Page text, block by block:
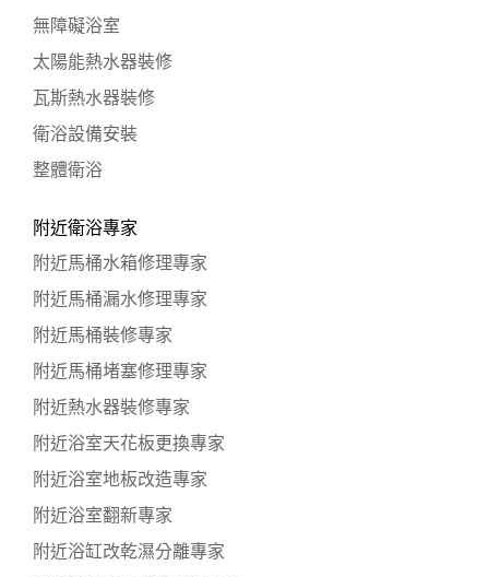
無障礙浴室
太陽能熱水器裝修
瓦斯熱水器裝修
衛浴設備安裝
整體衛浴
附近衛浴專家
附近馬桶水箱修理專家
附近馬桶漏水修理專家
附近馬桶裝修專家
附近馬桶堵塞修理專家
附近熱水器裝修專家
附近浴室天花板更換專家
附近浴室地板改造專家
附近浴室翻新專家
附近浴缸改乾濕分離專家